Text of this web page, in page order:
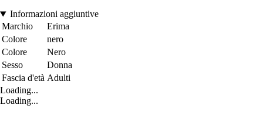
Informazioni aggiuntive
Marchio
Erima
Colore
nero
Colore
Nero
Sesso
Donna
Fascia d'età Adulti
Loading...
Loading...